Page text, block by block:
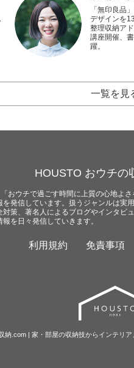
「無印良品
デザインを
整理収納ア
講座開催、
躍。
一覧を見
HOUSTO おウチの
おウチで過ごす時間に上質の心地よ
発信しています。扱うジャンルは
策、著名人によるブログやインタビ
を日々発信していきます。
利用規約 免責事項
納.com | 家・部屋の収納技からインテリ